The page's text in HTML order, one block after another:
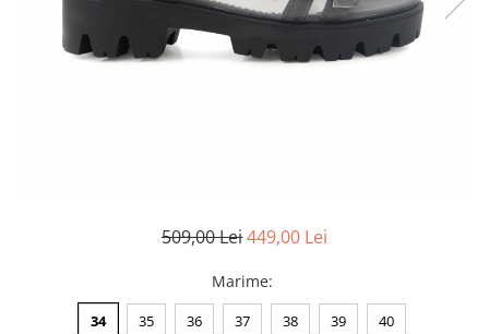
Posete
509,00 Lei449,00 Lei
Marime:
34 35 36 37 38 39 40